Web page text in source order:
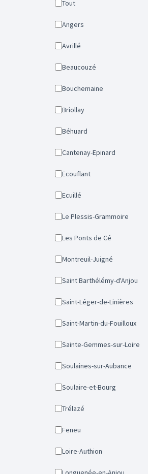
Tout
Angers
Avrillé
Beaucouzé
Bouchemaine
Briollay
Béhuard
Cantenay-Epinard
Ecouflant
Ecuillé
Le Plessis-Grammoire
Les Ponts de Cé
Montreuil-Juigné
Saint Barthélémy-d'Anjou
Saint-Léger-de-Linières
Saint-Martin-du-Fouilloux
Sainte-Gemmes-sur-Loire
Soulaines-sur-Aubance
Soulaire-et-Bourg
Trélazé
Feneu
Loire-Authion